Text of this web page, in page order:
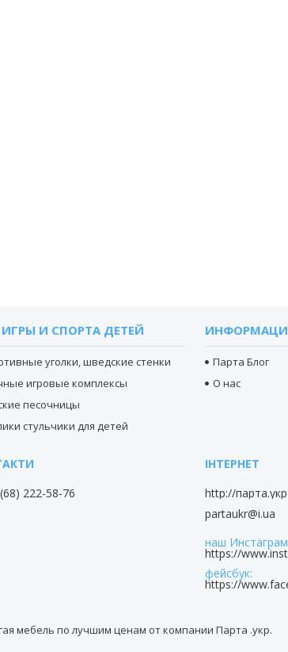
И СПОРТА ДЕТЕЙ
уголки, шведские стенки
игровые комплексы
песочницы
стульчики для детей
Парта Блог
О нас
222-58-76
http://парта.укр
partaukr@i.ua
наш Инстаграм
https://
фейсбук
https://
мебель по лучшим ценам от компании Парта .укр.